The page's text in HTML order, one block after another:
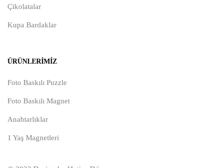
Çikolatalar
Kupa Bardaklar
ÜRÜNLERIMIZ
Foto Baskılı Puzzle
Foto Baskılı Magnet
Anahtarlıklar
1 Yaş Magnetleri